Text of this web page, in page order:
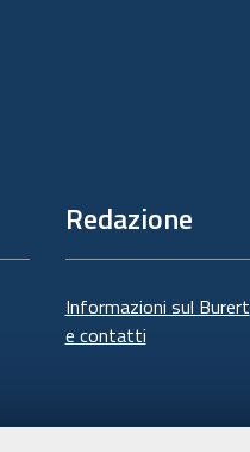
Redazione
Informazioni sul Burert
e contatti